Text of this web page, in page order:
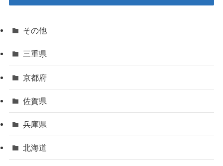
その他
三重県
京都府
佐賀県
兵庫県
北海道